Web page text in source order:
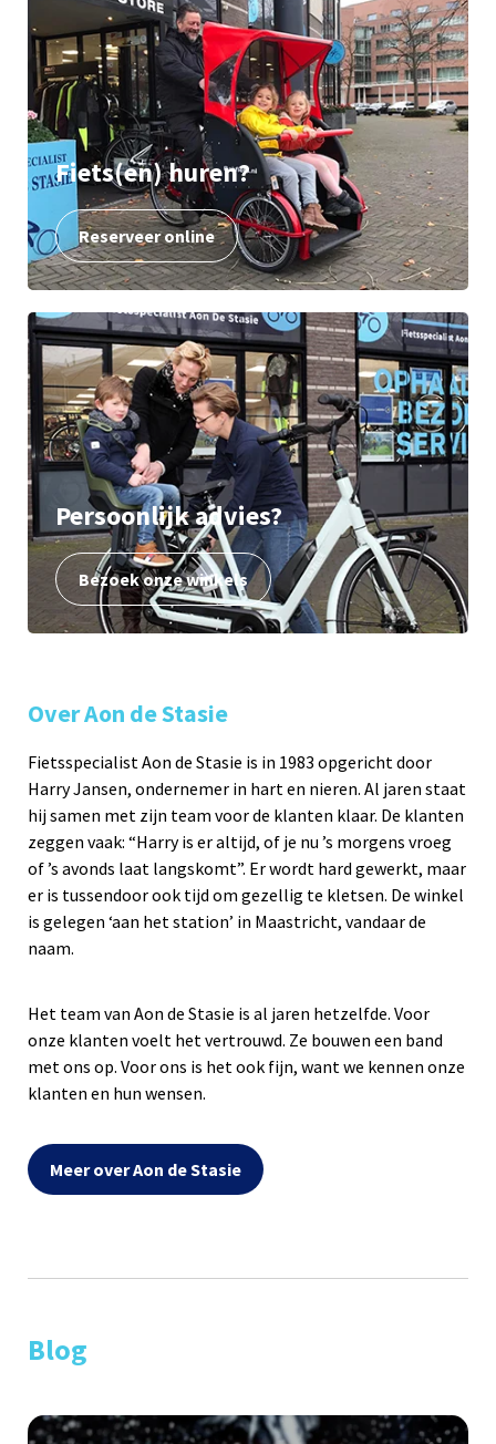
Fiets(en) huren?
Reserveer online
Persoonlijk advies?
Bezoek onze winkels
Over Aon de Stasie
Fietsspecialist Aon de Stasie is in 1983 opgericht door
Harry Jansen, ondernemer in hart en nieren. Al jaren staat
hij samen met zijn team voor de klanten klaar. De klanten
zeggen vaak: “Harry is er altijd, of je nu ’s morgens vroeg
of ’s avonds laat langskomt”. Er wordt hard gewerkt, maar
er is tussendoor ook tijd om gezellig te kletsen. De winkel
is gelegen ‘aan het station’ in Maastricht, vandaar de
naam.
Het team van Aon de Stasie is al jaren hetzelfde. Voor
onze klanten voelt het vertrouwd. Ze bouwen een band
met ons op. Voor ons is het ook fijn, want we kennen onze
klanten en hun wensen.
Meer over Aon de Stasie
Blog